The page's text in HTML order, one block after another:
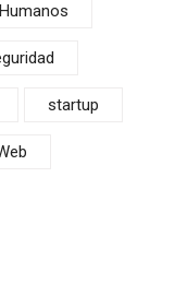
startup